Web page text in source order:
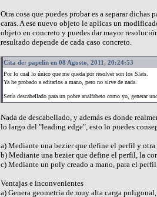
Otra cosa que puedes probar es a separar
caras. A ese nuevo objeto le aplicas un
objeto en concreto y puedes dar mayor
resultado depende de cada caso concreto.
Cita de: papelin en 08 Agosto, 2011, 20:24:53
Por lo cual lo único que me queda por resolver son los Slats.
Ya he probado a editarlos a mano, pero no sirve de nada.
Sería descabellado para un pobre analfabeto como yo, generar
Nada de descabellado, y además es donde
lo largo del "leading edge", esto lo puedes
a) Mediante una bezier que define el perfil y
b) Mediante una bezier que define el perfil, la
c) Mediante un poly creado a mano, para el
Ventajas e inconvenientes
a) Genera geometría de muy alta carga